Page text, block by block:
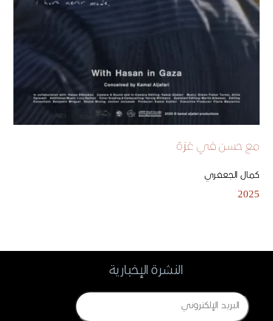
مع حسن في غزة
كمال الجعفري
2025
النشرة الإخبارية
Email